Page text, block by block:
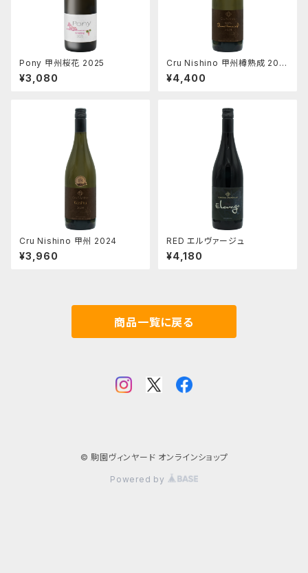
Pony 甲州桜花 2025
¥3,080
Cru Nishino 甲州樽熟成 202
4
¥4,400
Cru Nishino 甲州 2024
¥3,960
RED エルヴァージュ
¥4,180
商品一覧に戻る
© 駒園ヴィンヤード オンラインショップ
Powered by